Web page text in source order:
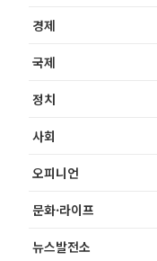
경제
국제
정치
사회
오피니언
문화·라이프
뉴스발전소